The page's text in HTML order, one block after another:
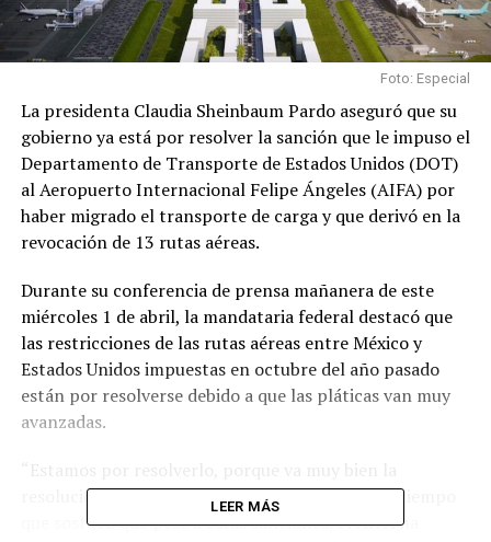
Foto: Especial
La presidenta Claudia Sheinbaum Pardo aseguró que su
gobierno ya está por resolver la sanción que le impuso el
Departamento de Transporte de Estados Unidos (DOT)
al Aeropuerto Internacional Felipe Ángeles (AIFA) por
haber migrado el transporte de carga y que derivó en la
revocación de 13 rutas aéreas.
Durante su conferencia de prensa mañanera de este
miércoles 1 de abril, la mandataria federal destacó que
las restricciones de las rutas aéreas entre México y
Estados Unidos impuestas en octubre del año pasado
están por resolverse debido a que las pláticas van muy
avanzadas.
resolución de ese tema”, expresó Sheinbaum, al tiempo
que sostuvo que pese a estas sanciones, el AIFA ha
LEER MÁS